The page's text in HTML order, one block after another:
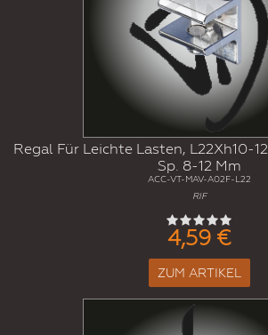
Regal Für Leichte Lasten, L22Xh10-
Sp. 8-12 Mm
ACC-VT-MAV-A02F-L22
RIF
4,59 €
ZUM ARTIKEL